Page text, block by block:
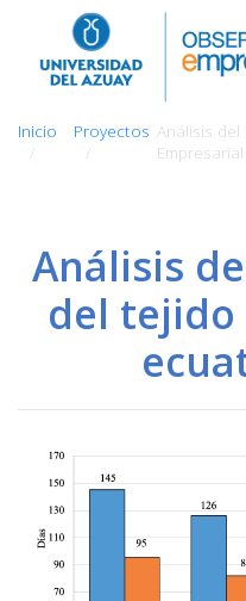
Inicio Proyectos Análisis
Análisis
del tejido